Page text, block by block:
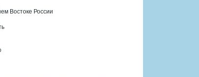
Востоке России